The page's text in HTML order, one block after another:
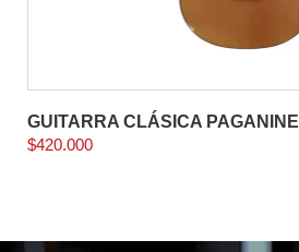
GUITARRA CLÁSICA PAGANINE
$420.000